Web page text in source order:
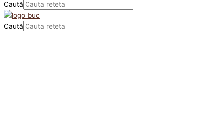
Caută
Caută